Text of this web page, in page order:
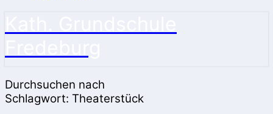
Durchsuchen nach
Schlagwort: Theaterstück